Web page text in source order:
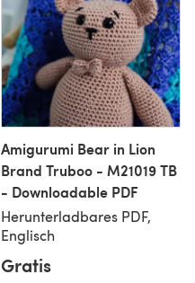
Amigurumi Bear in Lion
Brand Truboo - M21019 TB
- Downloadable PDF
Herunterladbares PDF,
Englisch
Gratis